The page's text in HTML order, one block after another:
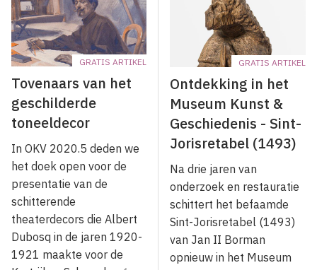
GRATIS ARTIKEL
Tovenaars van het
geschilderde
toneeldecor
In OKV 2020.5 deden we
het doek open voor de
presentatie van de
schitterende
theaterdecors die Albert
Dubosq in de jaren 1920-
1921 maakte voor de
GRATIS ARTIKEL
Ontdekking in het
Museum Kunst &
Geschiedenis - Sint-
Jorisretabel (1493)
Na drie jaren van
onderzoek en restauratie
schittert het befaamde
Sint-Jorisretabel (1493)
van Jan II Borman
opnieuw in het Museum